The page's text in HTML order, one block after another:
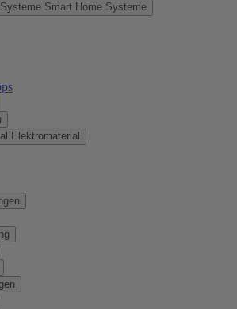
Smart Home Systeme
Elektromaterial